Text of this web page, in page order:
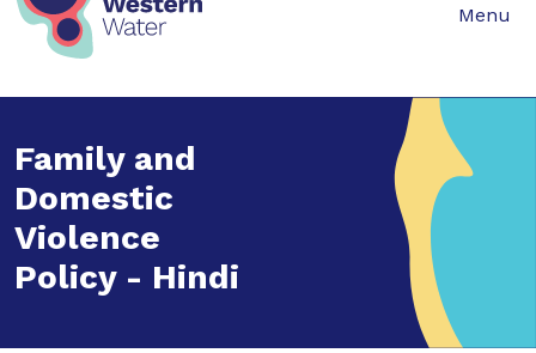
Mobile
Menu
Family and
Domestic
Violence
Policy - Hindi